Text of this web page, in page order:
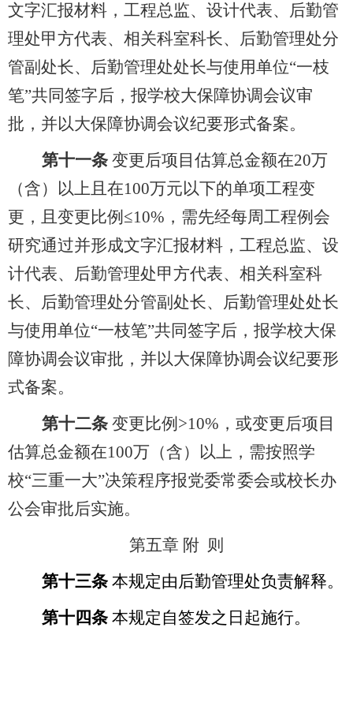
文字汇报材料，工程总监、设计代表、后勤管
理处甲方代表、相关科室科长、后勤管理处分
管副处长、后勤管理处处长与使用单位“一枝
笔”共同签字后，报学校大保障协调会议审
批，并以大保障协调会议纪要形式备案。
第十一条 变更后项目估算总金额在20万
（含）以上且在100万元以下的单项工程变
更，且变更比例≤10% ，需先经每周工程例会
研究通过并形成文字汇报材料，工程总监、设
计代表、后勤管理处甲方代表、相关科室科
长、后勤管理处分管副处长、后勤管理处处长
与使用单位“一枝笔”共同签字后，报学校大保
障协调会议审批，并以大保障协调会议纪要形
式备案。
第十二条 变更比例 >10% ，或变更后项目
估算总金额在100万（含）以上，需按照学
校“三重一大”决策程序报党委常委会或校长办
公会审批后实施。
第五章 附 则
第十三条 本规定由后勤管理处负责解释。
第十四条 本规定自签发之日起施行。